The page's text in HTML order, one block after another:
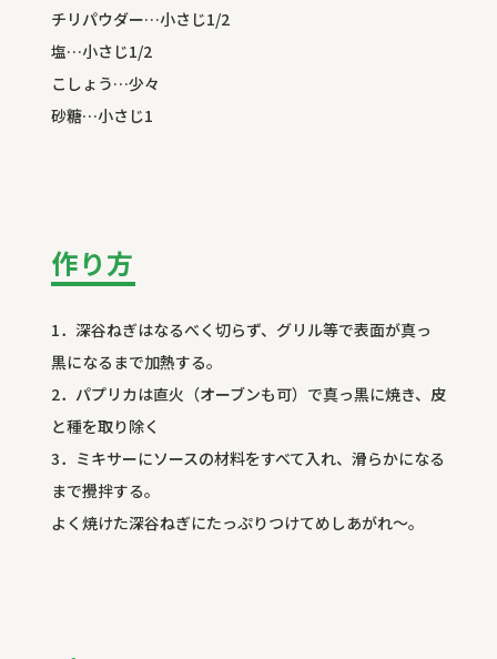
チリパウダー…小さじ1/2
塩…小さじ1/2
こしょう…少々
砂糖…小さじ1
作り方
1．深谷ねぎはなるべく切らず、グリル等で表面が真っ
黒になるまで加熱する。
2．パプリカは直火（オーブンも可）で真っ黒に焼き、皮
と種を取り除く
3．ミキサーにソースの材料をすべて入れ、滑らかになる
まで攪拌する。
よく焼けた深谷ねぎにたっぷりつけてめしあがれ～。